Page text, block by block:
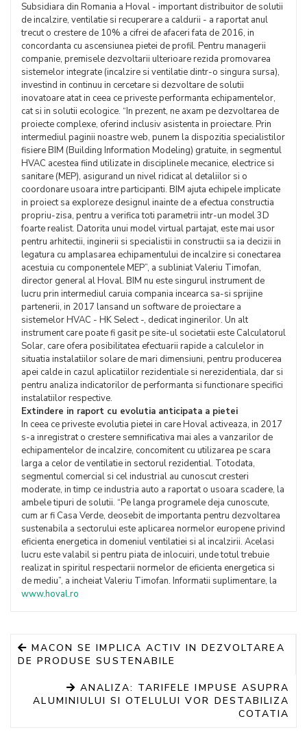
Subsidiara din Romania a Hoval - important distribuitor de solutii
de incalzire, ventilatie si recuperare a caldurii - a raportat anul
trecut o crestere de 10% a cifrei de afaceri fata de 2016, in
concordanta cu ascensiunea pietei de profil. Pentru managerii
companie, premisele dezvoltarii ulterioare rezida promovarea
sistemelor integrate (incalzire si ventilatie dintr-o singura sursa),
investind in continuu in cercetare si dezvoltare de solutii
inovatoare atat in ceea ce priveste performanta echipamentelor,
cat si in solutii ecologice. “In prezent, ne axam pe dezvoltarea de
proiecte complexe, oferind inclusiv asistenta in proiectare. Prin
intermediul paginii noastre web, punem la dispozitia specialistilor
fisiere BIM (Building Information Modeling) gratuite, in segmentul
HVAC acestea fiind utilizate in disciplinele mecanice, electrice si
sanitare (MEP), asigurand un nivel ridicat al detaliilor si o
coordonare usoara intre participanti. BIM ajuta echipele implicate
in proiect sa exploreze designul inainte de a efectua constructia
propriu-zisa, pentru a verifica toti parametrii intr-un model 3D
foarte realist. Datorita unui model virtual partajat, este mai usor
pentru arhitectii, inginerii si specialistii in constructii sa ia decizii in
legatura cu amplasarea echipamentului de incalzire si conectarea
acestuia cu componentele MEP”, a subliniat Valeriu Timofan,
director general al Hoval. BIM nu este singurul instrument de
lucru prin intermediul caruia compania incearca sa-si sprijine
partenerii, in 2017 lansand un software de proiectare a
sistemelor HVAC - HK Select -, dedicat inginerilor. Un alt
instrument care poate fi gasit pe site-ul societatii este Calculatorul
Solar, care ofera posibilitatea efectuarii rapide a calculelor in
situatia instalatiilor solare de mari dimensiuni, pentru producerea
apei calde in cazul aplicatiilor rezidentiale si nerezidentiala, dar si
pentru analiza indicatorilor de performanta si functionare specifici
instalatiilor respective.
Extindere in raport cu evolutia anticipata a pietei
In ceea ce priveste evolutia pietei in care Hoval activeaza, in 2017
s-a inregistrat o crestere semnificativa mai ales a vanzarilor de
echipamentelor de incalzire, concomitent cu utilizarea pe scara
larga a celor de ventilatie in sectorul rezidential. Totodata,
segmentul comercial si cel industrial au cunoscut cresteri
moderate, in timp ce industria auto a raportat o usoara scadere, la
ambele tipuri de solutii. “Pe langa programele deja cunoscute,
cum ar fi Casa Verde, deosebit de importanta pentru dezvoltarea
sustenabila a sectorului este aplicarea normelor europene privind
eficienta energetica in domeniul ventilatiei si al incalzirii. Acelasi
lucru este valabil si pentru piata de inlocuiri, unde totul trebuie
realizat in spiritul respectarii normelor de eficienta energetica si
de mediu”, a incheiat Valeriu Timofan. Informatii suplimentare, la
www.hoval.ro
MACON SE IMPLICA ACTIV IN DEZVOLTAREA
DE PRODUSE SUSTENABILE
ANALIZA: TARIFELE IMPUSE ASUPRA
ALUMINIULUI SI OTELULUI VOR DESTABILIZA
COTATIA